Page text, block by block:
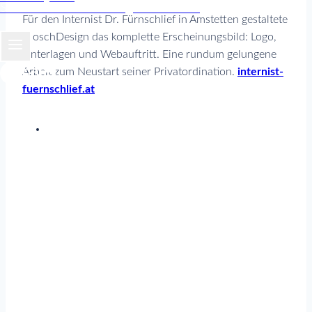
Für den Internist Dr. Fürnschlief in Amstetten gestaltete
MoschDesign das komplette Erscheinungsbild: Logo,
Unterlagen und Webauftritt. Eine rundum gelungene
Arbeit zum Neustart seiner Privatordination. internist-
fuernschlief.at